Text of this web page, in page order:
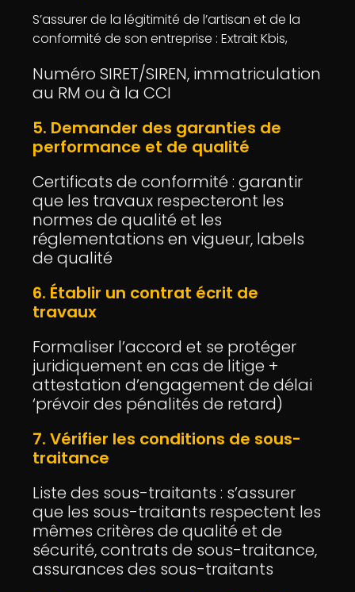
S’assurer de la légitimité de l’artisan et de la
conformité de son entreprise : Extrait Kbis,
Numéro SIRET/SIREN, immatriculation
au RM ou à la CCI
5. Demander des garanties de
performance et de qualité
Certificats de conformité : garantir
que les travaux respecteront les
normes de qualité et les
réglementations en vigueur, labels
de qualité
6. Établir un contrat écrit de
travaux
Formaliser l’accord et se protéger
juridiquement en cas de litige +
attestation d’engagement de délai
‘prévoir des pénalités de retard)
7. Vérifier les conditions de sous-
traitance
Liste des sous-traitants : s’assurer
que les sous-traitants respectent les
mêmes critères de qualité et de
sécurité, contrats de sous-traitance,
assurances des sous-traitants